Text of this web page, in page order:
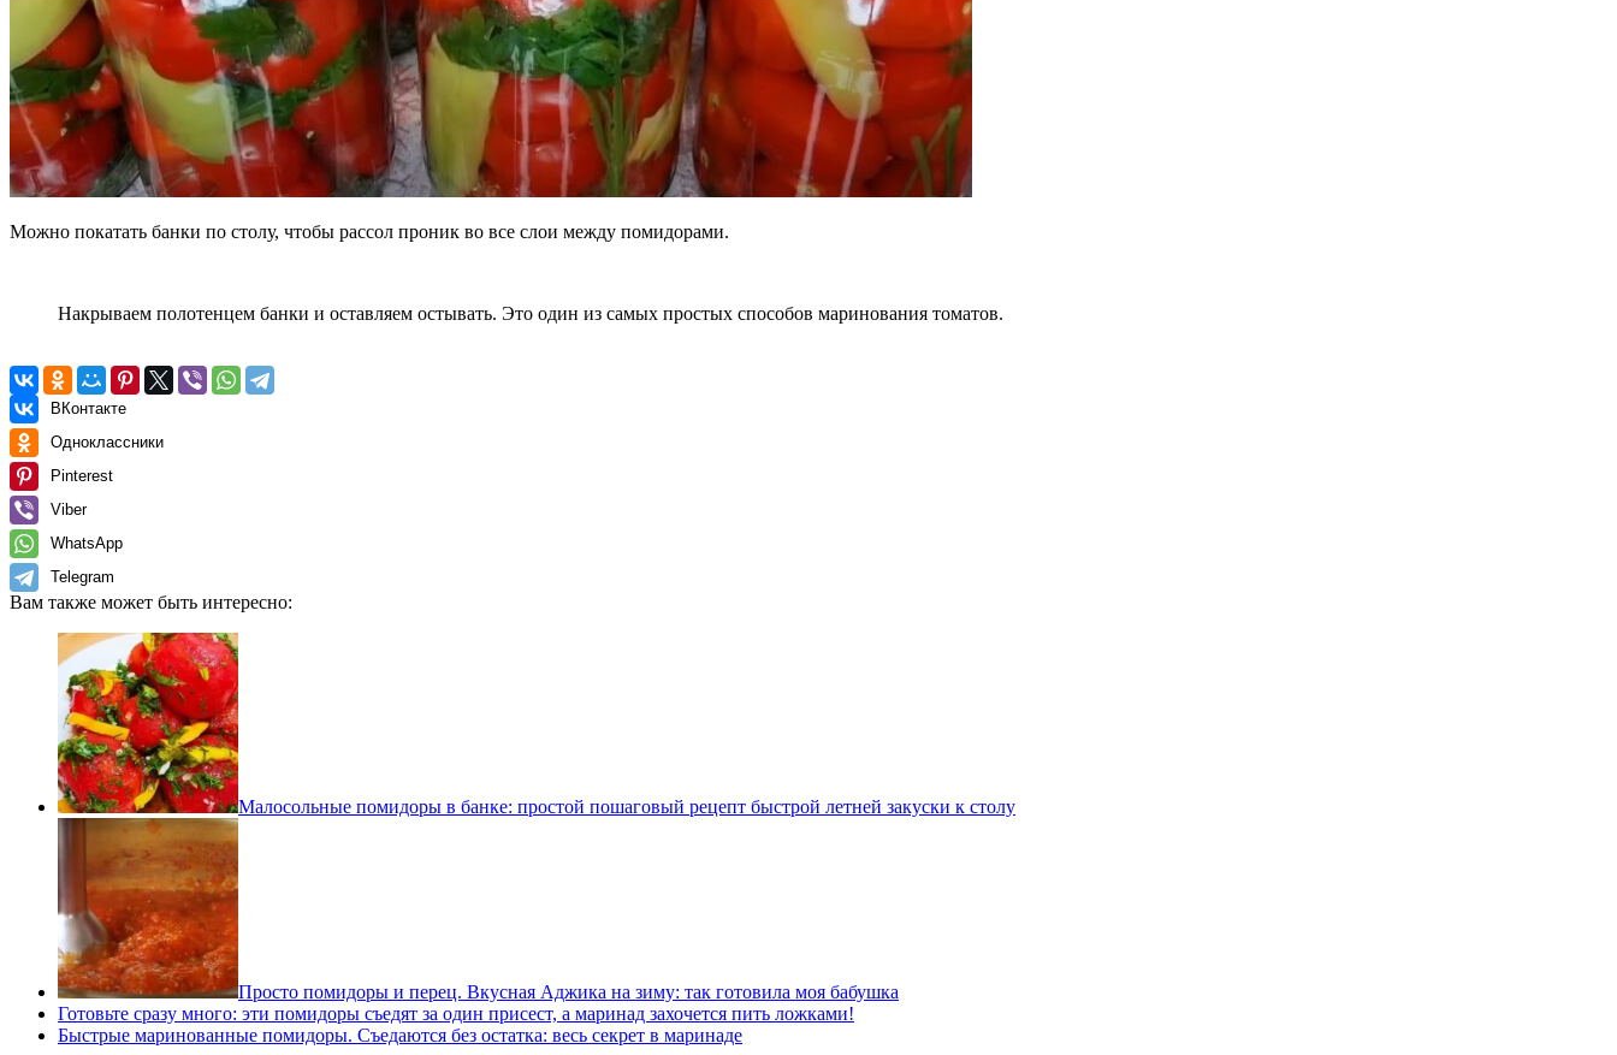
Можно покатать банки по столу, чтобы рассол проник во все слои между помидорами.
Накрываем полотенцем банки и оставляем остывать. Это один из самых простых способов маринования томатов.
ВКонтакте
Одноклассники
Pinterest
Viber
WhatsApp
Telegram
Вам также может быть интересно:
Малосольные помидоры в банке: простой пошаговый рецепт быстрой летней закуски к столу
Просто помидоры и перец. Вкусная Аджика на зиму: так готовила моя бабушка
Готовьте сразу много: эти помидоры съедят за один присест, а маринад захочется пить ложками!
Быстрые маринованные помидоры. Съедаются без остатка: весь секрет в маринаде